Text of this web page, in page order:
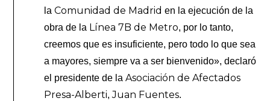
laComunidad de Madrid en la ejecución de la
obra de la Línea 7B de Metro, por lo tanto,
creemos que es insuficiente, pero todo lo que sea
a mayores, siempre va a ser bienvenido», declaró
el presidente de laAsociación de Afectados
Presa-Alberti,Juan Fuentes.